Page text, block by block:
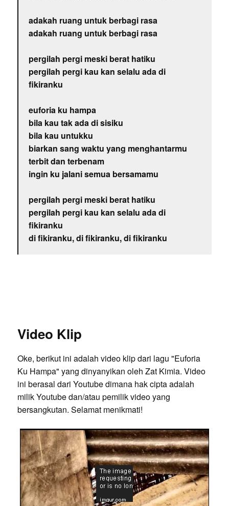
adakah ruang untuk berbagi rasa
adakah ruang untuk berbagi rasa
pergilah pergi meski berat hatiku
pergilah pergi kau kan selalu ada di
fikiranku
euforia ku hampa
bila kau tak ada di sisiku
bila kau untukku
biarkan sang waktu yang menghantarmu
terbit dan terbenam
ingin ku jalani semua bersamamu
pergilah pergi meski berat hatiku
pergilah pergi kau kan selalu ada di
fikiranku
di fikiranku, di fikiranku, di fikiranku
Video Klip
Oke, berikut ini adalah video klip dari lagu "Euforia
Ku Hampa" yang dinyanyikan oleh Zat Kimia. Video
ini berasal dari Youtube dimana hak cipta adalah
milik Youtube dan/atau pemilik video yang
bersangkutan. Selamat menikmati!